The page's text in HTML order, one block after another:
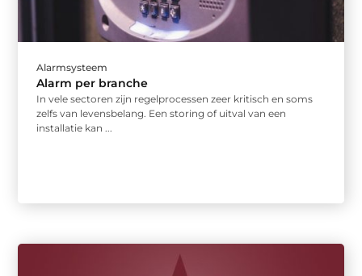
Alarmsysteem
Alarm per branche
In vele sectoren zijn regelprocessen zeer kritisch en soms
zelfs van levensbelang. Een storing of uitval van een
installatie kan ...